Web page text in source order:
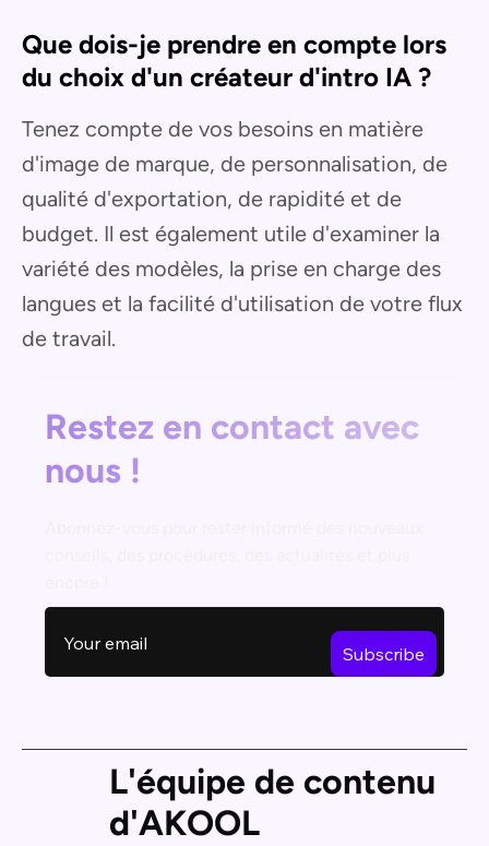
Que dois-je prendre en compte lors
du choix d'un créateur d'intro IA ?
Tenez compte de vos besoins en matière
d'image de marque, de personnalisation, de
qualité d'exportation, de rapidité et de
budget. Il est également utile d'examiner la
variété des modèles, la prise en charge des
langues et la facilité d'utilisation de votre flux
de travail.
Restez en contact avec
nous !
L'équipe de contenu
d'AKOOL